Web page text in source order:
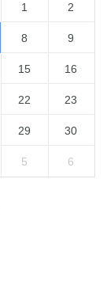
1 2
8 9
15 16
22 23
29 30
5 6